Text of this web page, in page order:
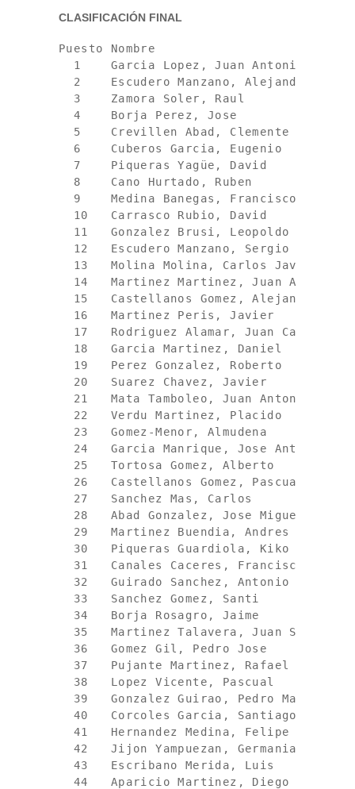
CLASIFICACIÓN FINAL
Puesto Nombre
1    Garcia Lopez, Juan Antonio
2    Escudero Manzano, Alejandro
3    Zamora Soler, Raul
4    Borja Perez, Jose
5    Crevillen Abad, Clemente
6    Cuberos Garcia, Eugenio
7    Piqueras Yagüe, David
8    Cano Hurtado, Ruben
9    Medina Banegas, Francisco J
10   Carrasco Rubio, David
11   Gonzalez Brusi, Leopoldo
12   Escudero Manzano, Sergio
13   Molina Molina, Carlos Javier
14   Martinez Martinez, Juan
15   Castellanos Gomez, Alejandro
16   Martinez Peris, Javier
17   Rodriguez Alamar, Juan
18   Garcia Martinez, Daniel
19   Perez Gonzalez, Roberto
20   Suarez Chavez, Javier
21   Mata Tamboleo, Juan Antonio
22   Verdu Martinez, Placido
23   Gomez-Menor, Almudena
24   Garcia Manrique, Jose
25   Tortosa Gomez, Alberto
26   Castellanos Gomez, Pascual
27   Sanchez Mas, Carlos
28   Abad Gonzalez, Jose Miguel
29   Martinez Buendia, Andres
30   Piqueras Guardiola, Kiko
31   Canales Caceres, Francisco
32   Guirado Sanchez, Antonio
33   Sanchez Gomez, Santi
34   Borja Rosagro, Jaime
35   Martinez Talavera, Juan
36   Gomez Gil, Pedro Jose
37   Pujante Martinez, Rafael
38   Lopez Vicente, Pascual
39   Gonzalez Guirao, Pedro
40   Corcoles Garcia, Santiago
41   Hernandez Medina, Felipe
42   Jijon Yampuezan, Germania
43   Escribano Merida, Luis
44   Aparicio Martinez, Diego